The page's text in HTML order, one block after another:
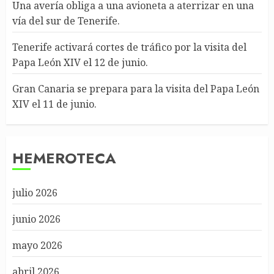
Una avería obliga a una avioneta a aterrizar en una
vía del sur de Tenerife.
Tenerife activará cortes de tráfico por la visita del
Papa León XIV el 12 de junio.
Gran Canaria se prepara para la visita del Papa León
XIV el 11 de junio.
HEMEROTECA
julio 2026
junio 2026
mayo 2026